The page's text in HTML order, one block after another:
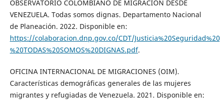
OBSERVATORIO COLOMBIANO DE MIGRACIÓN DESDE
VENEZUELA. Todas somos dignas. Departamento Nacional
de Planeación. 2022. Disponible en:
https://colaboracion.dnp.gov.co/CDT/
%20TODAS%20SOMOS%20DIGNAS.pdf.
OFICINA INTERNACIONAL DE MIGRACIONES (OIM).
Características demográficas generales de las mujeres
migrantes y refugiadas de Venezuela. 2021. Disponible en: